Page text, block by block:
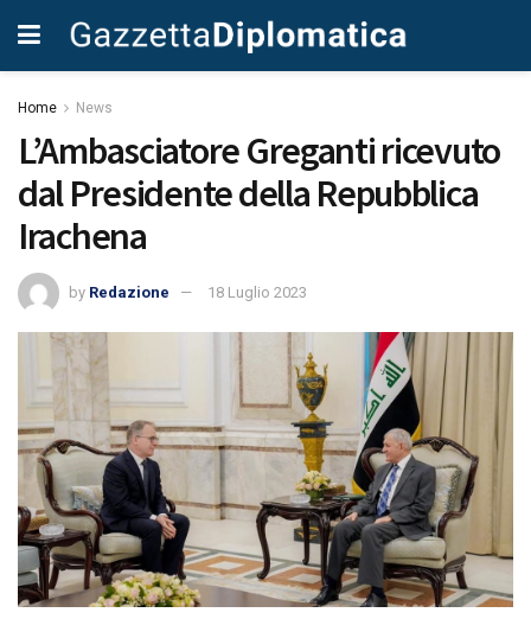
Home News
L’Ambasciatore Greganti ricevuto
dal Presidente della Repubblica
Irachena
by Redazione 18 Luglio 2023